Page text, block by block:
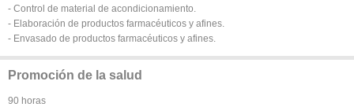
- Control de material de acondicionamiento.
- Elaboración de productos farmacéuticos y afines.
- Envasado de productos farmacéuticos y afines.
Promoción de la salud
90 horas